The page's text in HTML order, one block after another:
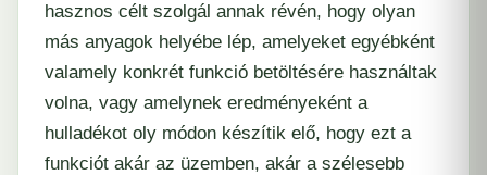
hasznos célt szolgál annak révén, hogy olyan
más anyagok helyébe lép, amelyeket egyébként
valamely konkrét funkció betöltésére használtak
volna, vagy amelynek eredményeként a
hulladékot oly módon készítik elő, hogy ezt a
funkciót akár az üzemben, akár a szélesebb